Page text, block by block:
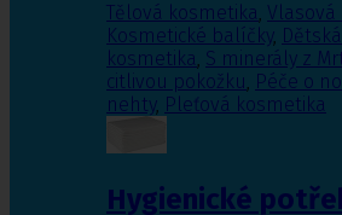
Tělová kosmetika, Vlasová
Kosmetické balíčky,
kosmetika, S minerály z
citlivou pokožku, Péče o
nehty, Pleťová kosmetika
Hygienické